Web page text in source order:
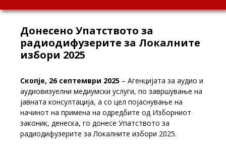
Донесено Упатството за
радиодифузерите за Локалните
избори 2025
Скопје, 26 септември 2025 – Агенцијата за аудио и
аудиовизуелни медиумски услуги, по завршување на
јавната консултација, а со цел појаснување на
начинот на примена на одредбите од Изборниот
законик, денеска, го донесе Упатството за
радиодифузерите за Локалните избори 2025.